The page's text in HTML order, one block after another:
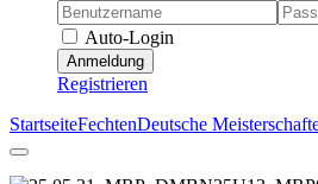
Auto-Login
Anmeldung
Registrieren
StartseiteFechtenDeutsche